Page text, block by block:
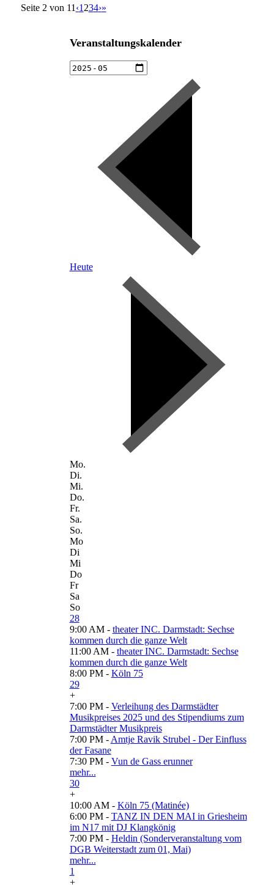
Seite 2 von 11 ‹1 234›»
Veranstaltungskalender
Heute
Mo.
Di.
Mi.
Do.
Fr.
Sa.
So.
Mo
Di
Mi
Do
Fr
Sa
So
28
9:00 AM - theater INC. Darmstadt: Sechse
kommen durch die ganze Welt
11:00 AM - theater INC. Darmstadt: Sechse
kommen durch die ganze Welt
8:00 PM - Köln 75
29
+
7:00 PM - Verleihung des Darmstädter
Musikpreises 2025 und des Stipendiums zum
Darmstädter Musikpreis
7:00 PM - Amtje Ravik Strubel - Der Einfluss
der Fasane
7:30 PM - Vun de Gass erunner
mehr...
30
+
10:00 AM - Köln 75 (Matinée)
6:00 PM - TANZ IN DEN MAI in Griesheim
im N17 mit DJ Klangkönig
7:00 PM - Heldin (Sonderveranstaltung vom
DGB Weiterstadt zum 01, Mai)
mehr...
1
+